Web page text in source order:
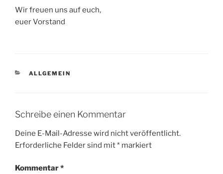
Wir freuen uns auf euch,
euer Vorstand
KATEGORIEN
ALLGEMEIN
Schreibe einen Kommentar
Deine E-Mail-Adresse wird nicht veröffentlicht.
Erforderliche Felder sind mit* markiert
Kommentar*